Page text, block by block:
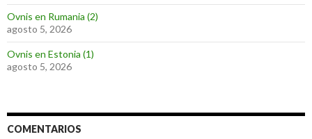
Ovnis en Rumania (2)
agosto 5, 2026
Ovnis en Estonia (1)
agosto 5, 2026
COMENTARIOS